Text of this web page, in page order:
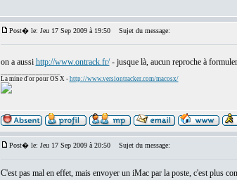
Post� le: Jeu 17 Sep 2009 à 19:50 Sujet du message:
on a aussi http://www.ontrack.fr/- jusque là, aucun reproche à
La mine d'or pour OS X - http://www.versiontracker.com/macosx/
Post� le: Jeu 17 Sep 2009 à 20:50 Sujet du message:
C'est pas mal en effet, mais envoyer un iMac par la poste, c'est plus